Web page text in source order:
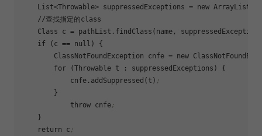
    List<Throwable>
suppressedExceptions = new
    //查找指定的class
    Class
c = pathList.findClass(name,
    if (
c == null) {
        ClassNotFoundException
cnfe = new
        for (Throwable t : suppressedExceptions) {
            cnfe.addSuppressed(t)
;
        }
            throw cnfe
;
    }
    return c
;